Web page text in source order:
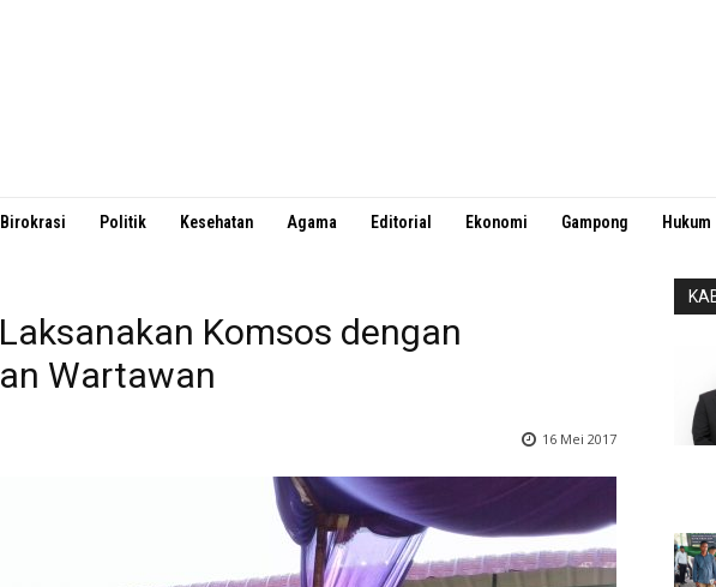
Birokrasi Politik Kesehatan Agama Editorial Ekonomi Gampong Hukum
Komsos dengan
Wartawan
16 Mei 2017